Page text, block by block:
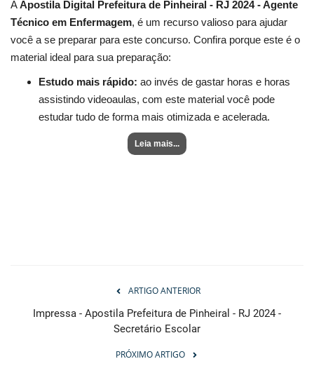
AApostila Digital Prefeitura de Pinheiral - RJ 2024 - Agente
Técnico em Enfermagem, é um recurso valioso para ajudar
você a se preparar para este concurso. Confira porque este é o
material ideal para sua preparação:
Estudo mais rápido: ao invés de gastar horas e horas
assistindo videoaulas, com este material você pode
estudar tudo de forma mais otimizada e acelerada.
Leia mais...
ARTIGO ANTERIOR
Impressa - Apostila Prefeitura de Pinheiral - RJ 2024 -
Secretário Escolar
PRÓXIMO ARTIGO